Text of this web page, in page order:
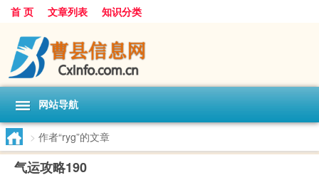
首 页 文章列表 知识分类
网站导航
> 作者“ryg”的文章
气运攻略190